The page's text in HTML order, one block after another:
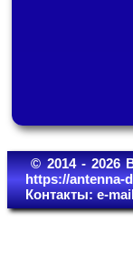
© 2014 - 2026
https://antenna-
Контакты: e-